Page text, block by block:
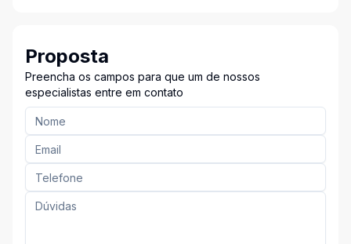
Proposta
Preencha os campos para que um de nossos
especialistas entre em contato